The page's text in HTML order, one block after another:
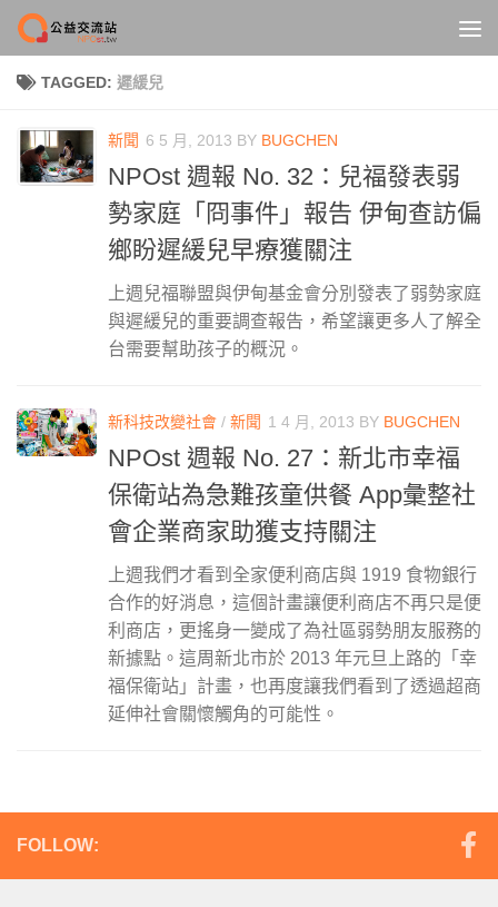
Skip to content
TAGGED: 遲緩兒
新聞 6 5 月, 2013 BY BUGCHEN
NPOst 週報 No. 32：兒福發表弱
勢家庭「冏事件」報告 伊甸查訪偏
鄉盼遲緩兒早療獲關注
上週兒福聯盟與伊甸基金會分別發表了弱勢家庭
與遲緩兒的重要調查報告，希望讓更多人了解全
台需要幫助孩子的概況。
新科技改變社會 / 新聞 1 4 月, 2013 BY BUGCHEN
NPOst 週報 No. 27：新北市幸福
保衛站為急難孩童供餐 App彙整社
會企業商家助獲支持關注
上週我們才看到全家便利商店與 1919 食物銀行
合作的好消息，這個計畫讓便利商店不再只是便
利商店，更搖身一變成了為社區弱勢朋友服務的
新據點。這周新北市於 2013 年元旦上路的「幸
福保衛站」計畫，也再度讓我們看到了透過超商
延伸社會關懷觸角的可能性。
FOLLOW: